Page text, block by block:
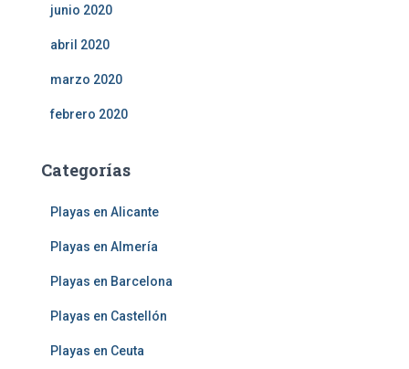
junio 2020
abril 2020
marzo 2020
febrero 2020
Categorías
Playas en Alicante
Playas en Almería
Playas en Barcelona
Playas en Castellón
Playas en Ceuta